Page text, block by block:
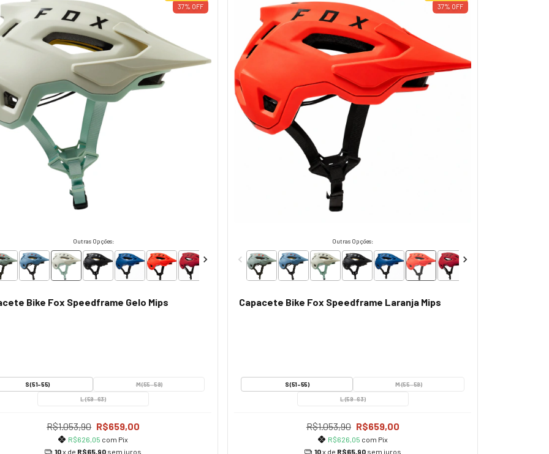
37% OFF
Outras Opções:
Bike Fox Speedframe Gelo Mips
S (51-55)
M (55-59)
L (59-63)
R$1.053,90 R$659,00
R$626,05 com Pix
10x de R$65,90 sem juros
37% OFF
Outras Opções:
Capacete Bike Fox Speedframe Laranja Mips
S (51-55)
M (55-59)
L (59-63)
R$1.053,90 R$659,00
R$626,05 com Pix
10x de R$65,90 sem juros